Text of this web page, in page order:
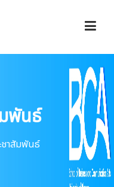
พันธ์
ชาสัมพันธ์